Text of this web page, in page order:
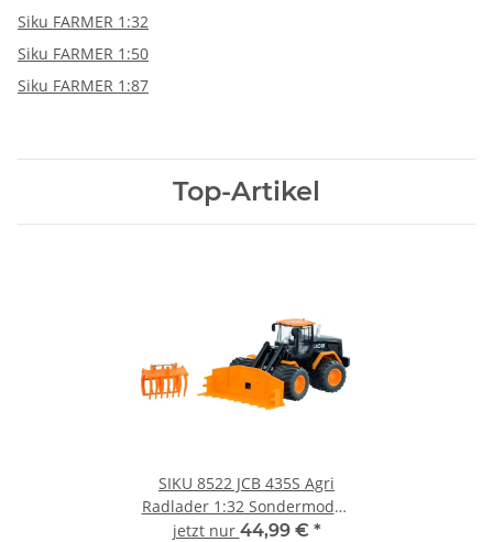
Siku FARMER 1:32
Siku FARMER 1:50
Siku FARMER 1:87
Top-Artikel
SIKU 8522 JCB 435S Agri
Radlader 1:32 Sondermodell
idee+spiel
jetzt nur 44,99 € *